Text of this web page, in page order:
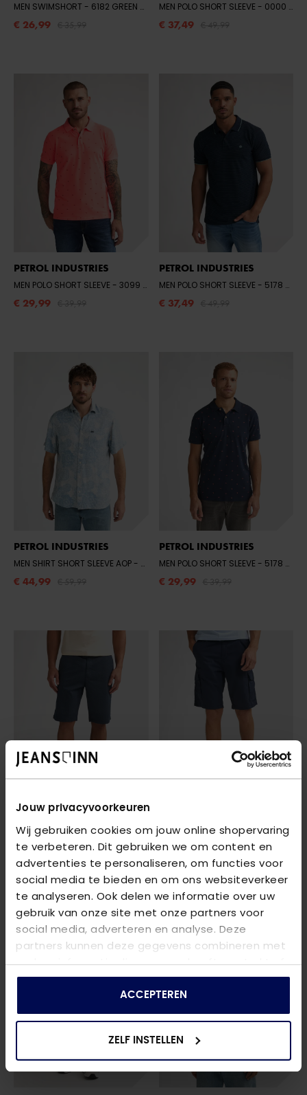
Jouw privacyvoorkeuren
Wij gebruiken cookies om jouw online shopervaring
te verbeteren. Dit gebruiken we om content en
advertenties te personaliseren, om functies voor
social media te bieden en om ons websiteverkeer
te analyseren. Ook delen we informatie over uw
gebruik van onze site met onze partners voor
social media, adverteren en analyse. Deze
partners kunnen deze gegevens combineren met
andere informatie die u aan ze heeft verstrekt of
die ze hebben verzameld op basis van uw gebruik
ACCEPTEREN
ZELF INSTELLEN
MEN SWIMSHORT - 6182 GREEN AQUA
€ 26,99
MEN POLO SHORT SLEEVE - 0000 BRIGHT WHITE
€ 37,49
PETROL INDUSTRIES
MEN POLO SHORT SLEEVE - 3099 FIERY CORAL
€ 29,99
PETROL INDUSTRIES
MEN POLO SHORT SLEEVE - 5178 NAVY BLUE
€ 37,49
PETROL INDUSTRIES
MEN SHIRT SHORT SLEEVE AOP - 5195 MARBLE BLUE
€ 44,99
PETROL INDUSTRIES
MEN POLO SHORT SLEEVE - 5178 NAVY BLUE
€ 29,99
PETROL INDUSTRIES
MEN SHORTS CHINO - 5178 NAVY BLUE
€ 37,49 € 49,99
PETROL INDUSTRIES
MEN SHORTS CARGO - 5178 NAVY BLUE
€ 37,49 € 49,99